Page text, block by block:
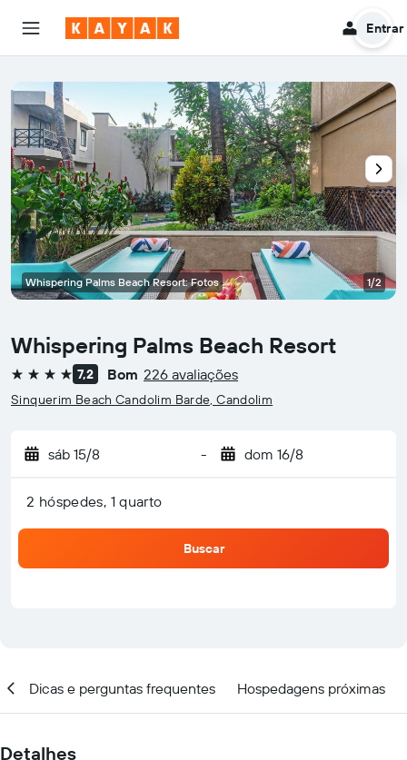
Entrar
Whispering Palms Beach Resort
4 estrelas 7,2 Bom 226 avaliações
Sinquerim Beach Candolim Barde, Candolim
sáb 15/8 - dom 16/8
2 hóspedes, 1 quarto
Buscar
Whispering Palms Beach Resort: Fotos 1/2
Dicas e perguntas frequentes Hospedagens próximas
Detalhes